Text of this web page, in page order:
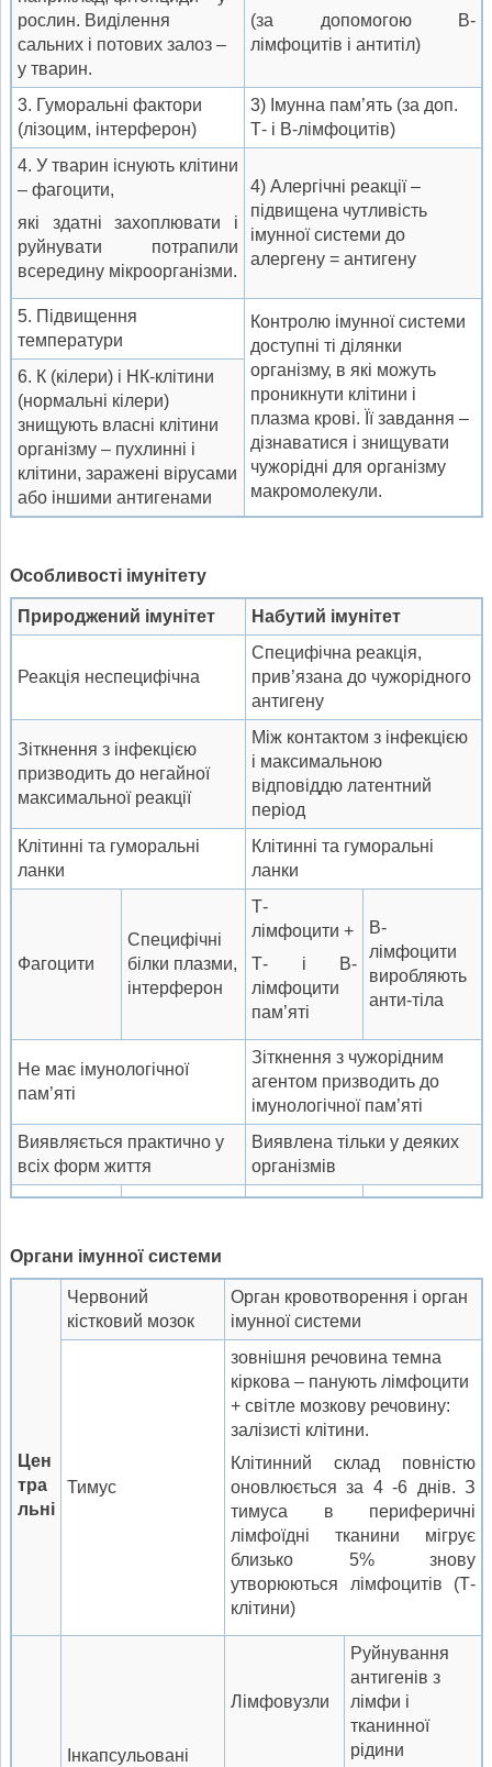
рослин. Виділення
сальних і потових залоз –
у тварин.
(за допомогою В-
лімфоцитів і антитіл)
3. Гуморальні фактори
(лізоцим, інтерферон)
3) Імунна пам’ять (за доп.
Т- і В-лімфоцитів)
4. У тварин існують клітини
– фагоцити,
які здатні захоплювати і
руйнувати потрапили
всередину мікроорганізми.
4) Алергічні реакції –
підвищена чутливість
імунної системи до
алергену = антигену
5. Підвищення
температури
Контролю імунної системи
доступні ті ділянки
організму, в які можуть
проникнути клітини і
плазма крові. Її завдання –
дізнаватися і знищувати
чужорідні для організму
макромолекули.
6. К (кілери) і НК-клітини
(нормальні кілери)
знищують власні клітини
організму – пухлинні і
клітини, заражені вірусами
або іншими антигенами
Особливості імунітету
П рироджений імунітет Набутий імунітет
Реакція неспецифічна
Специфічна реакція,
прив’язана до чужорідного
антигену
Зіткнення з інфекцією
призводить до негайної
максимальної реакції
Між контактом з інфекцією
і максимальною
відповіддю латентний
період
Клітинні та гуморальні
ланки
Клітинні та гуморальні
ланки
Фагоцити
Специфічні
білки плазми,
інтерферон
Т-
лімфоцити +
Т- і В-
лімфоцити
пам’яті
В-
лімфоцити
виробляють
анти-тіла
Не має імунологічної
пам’яті
Зіткнення з чужорідним
агентом призводить до
імунологічної пам’яті
Виявляється практично у
всіх форм життя
Виявлена тільки у деяких
організмів
Органи імунної системи
Цен
тра
льні
Червоний
кістковий мозок
Орган кровотворення і орган
імунної системи
Тимус
зовнішня речовина темна
кіркова – панують лімфоцити
+ світле мозкову речовину:
залізисті клітини.
Клітинний склад повністю
оновлюється за 4 -6 днів. З
тимуса в периферичні
лімфоїдні тканини мігрує
близько 5% знову
утворюються лімфоцитів (Т-
клітини)
Інкапсульовані
Лімфовузли
Руйнування
антигенів з
лімфи і
тканинної
рідини